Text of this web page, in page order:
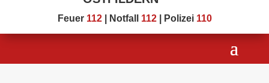
Feuer 112| Notfall 112| Polizei 110